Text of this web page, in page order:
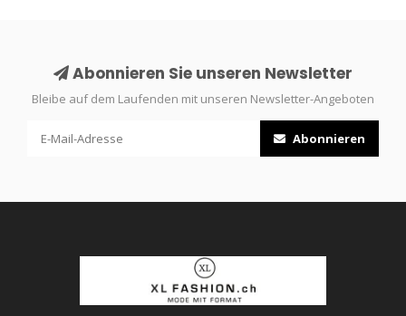
Abonnieren Sie unseren Newsletter
Bleibe auf dem Laufenden mit unseren Newsletter-Angeboten
Abonnieren